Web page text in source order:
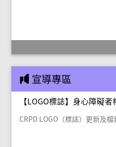
宣導專區
【LOGO標誌】身心障礙
CRPD LOGO（標誌）更新及檔